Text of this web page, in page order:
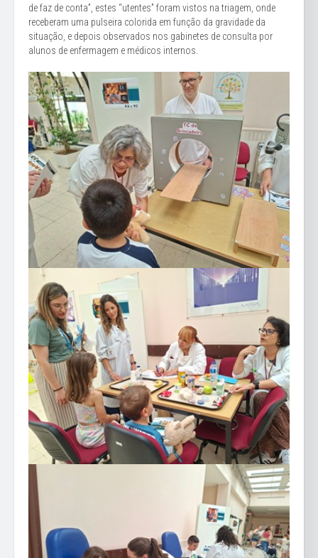
de faz de conta”, estes “utentes” foram vistos na triagem, onde
receberam uma pulseira colorida em função da gravidade da
situação, e depois observados nos gabinetes de consulta por
alunos de enfermagem e médicos internos.